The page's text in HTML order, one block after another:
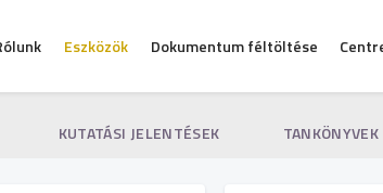
Eszközök Dokumentum féltöltése
KUTATÁSI JELENTÉSEK TANKÖNYVEK